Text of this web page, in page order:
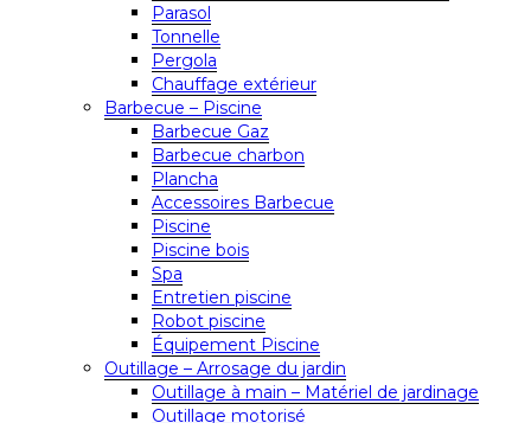
Parasol
Tonnelle
Pergola
Chauffage extérieur
Barbecue – Piscine
Barbecue Gaz
Barbecue charbon
Plancha
Accessoires Barbecue
Piscine
Piscine bois
Spa
Entretien piscine
Robot piscine
Équipement Piscine
Outillage – Arrosage du jardin
Outillage à main – Matériel de jardinage
Outillage motorisé